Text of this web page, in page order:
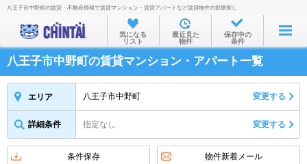
お部屋を探す
沿線・駅から
住所から
物件特集から
八王子市中野町の賃貸・不動産情報で賃貸マンション・賃貸アパートなど賃貸物件の部屋探し
気になる
リスト
最近見た
物件
保存中の
条件
八王子市中野町の賃貸マンション・アパート一覧
エリア 八王子市中野町 変更する
詳細条件 指定なし 変更する
条件保存 物件新着メール